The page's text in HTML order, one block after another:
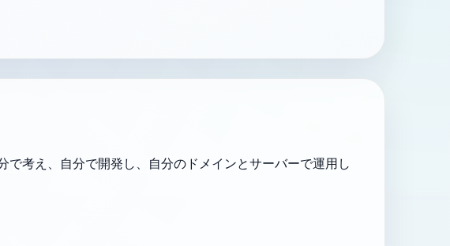
考え、自分で開発し、自分のドメインとサーバーで運用し